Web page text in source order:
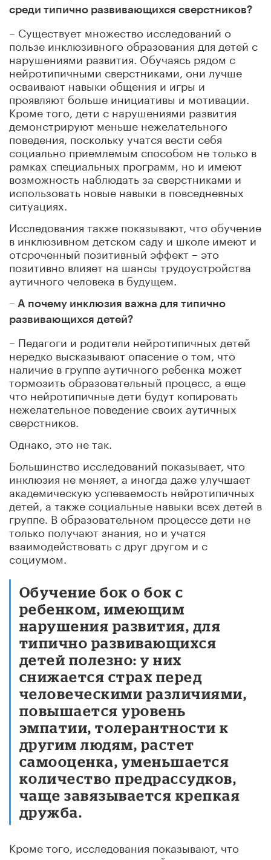
среди типично развивающихся сверстников?
– Существует множество исследований о
пользе инклюзивного образования для детей с
нарушениями развития. Обучаясь рядом с
нейротипичными сверстниками, они лучше
осваивают навыки общения и игры и
проявляют больше инициативы и мотивации.
Кроме того, дети с нарушениями развития
демонстрируют меньше нежелательного
поведения, поскольку учатся вести себя
социально приемлемым способом не только в
рамках специальных программ, но и имеют
возможность наблюдать за сверстниками и
использовать новые навыки в повседневных
ситуациях.
Исследования также показывают, что обучение
в инклюзивном детском саду и школе имеют и
отсроченный позитивный эффект – это
позитивно влияет на шансы трудоустройства
аутичного человека в будущем.
– А почему инклюзия важна для типично
развивающихся детей?
– Педагоги и родители нейротипичных детей
нередко высказывают опасение о том, что
наличие в группе аутичного ребенка может
тормозить образовательный процесс, а еще
что нейротипичные дети будут копировать
нежелательное поведение своих аутичных
сверстников.
Однако, это не так.
Большинство исследований показывает, что
инклюзия не меняет, а иногда даже улучшает
академическую успеваемость нейротипичных
детей, а также социальные навыки всех детей в
группе. В образовательном процессе дети не
только получают знания, но и учатся
взаимодействовать с друг другом и с
социумом.
Обучение бок о бок с
ребенком, имеющим
нарушения развития, для
типично развивающихся
детей полезно: у них
снижается страх перед
человеческими различиями,
повышается уровень
эмпатии, толерантности к
другим людям, растет
самооценка, уменьшается
количество предрассудков,
чаще завязывается крепкая
дружба.
Кроме того, исследования показывают, что